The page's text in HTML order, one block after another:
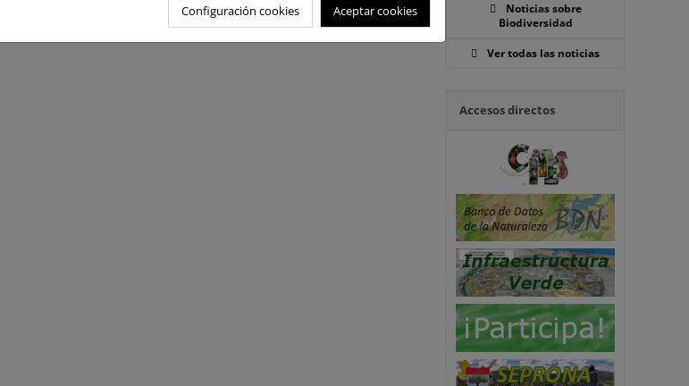
Noticias sobre
Biodiversidad
Ver todas las noticias
Accesos directos
Configuración cookies Aceptar cookies